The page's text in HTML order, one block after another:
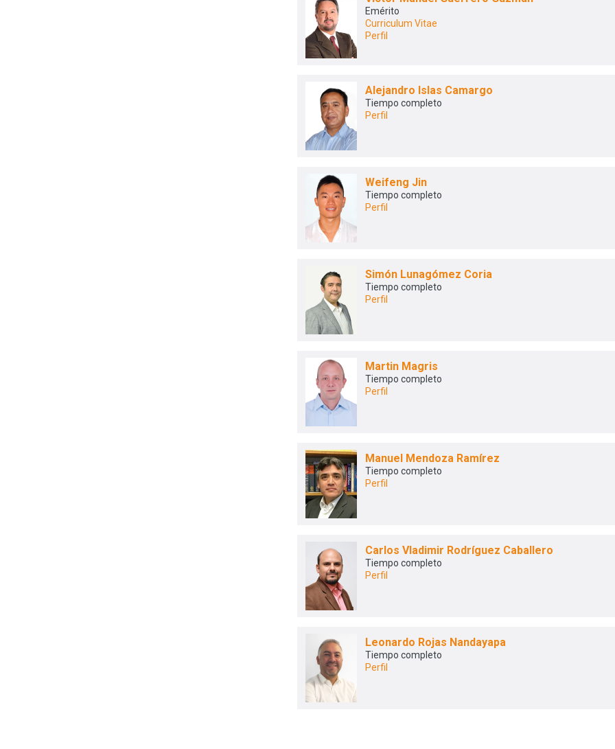
Emérito
Curriculum Vitae
Perfil
Alejandro Islas Camargo
Tiempo completo
Perfil
Weifeng Jin
Tiempo completo
Perfil
Simón Lunagómez Coria
Tiempo completo
Perfil
Martin Magris
Tiempo completo
Perfil
Manuel Mendoza Ramírez
Tiempo completo
Perfil
Carlos Vladimir Rodríguez Caballero
Tiempo completo
Perfil
Leonardo Rojas Nandayapa
Tiempo completo
Perfil